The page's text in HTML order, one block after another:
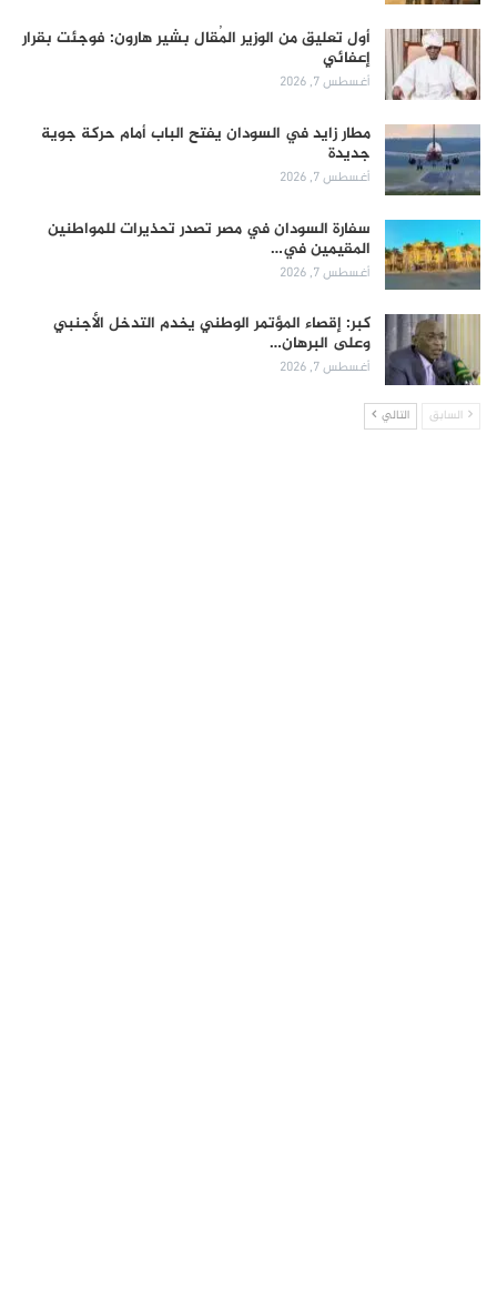
أول تعليق من الوزير المُقال بشير هارون: فوجئت بقرار
إعفائي
أغسطس 7, 2026
مطار زايد في السودان يفتح الباب أمام حركة جوية
جديدة
أغسطس 7, 2026
سفارة السودان في مصر تصدر تحذيرات للمواطنين
المقيمين في…
أغسطس 7, 2026
كبر: إقصاء المؤتمر الوطني يخدم التدخل الأجنبي
وعلى البرهان…
أغسطس 7, 2026
السابق التالي